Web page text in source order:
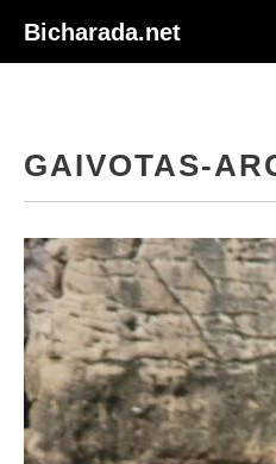
Bicharada.net
GAIVOTAS-